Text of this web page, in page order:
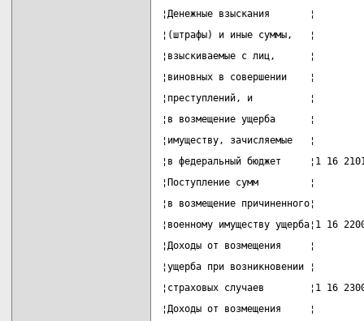
¦Денежные взыскания
¦(штрафы) и иные суммы,
¦взыскиваемые с лиц,
¦виновных в совершении
¦преступлений, и          ¦
¦в возмещение ущерба
¦имуществу, зачисляемые
¦в федеральный бюджет     ¦1 16
¦Поступление сумм         ¦
¦в возмещение
¦военному имуществу ущерба¦1 16
¦Доходы от возмещения
¦ущерба при
¦страховых случаев        ¦1 16
¦Доходы от возмещения